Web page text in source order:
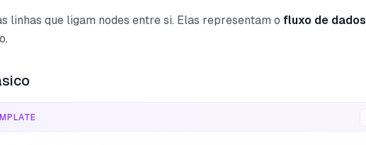
linhas que ligam nodes entre si. Elas representam o fluxo de dados